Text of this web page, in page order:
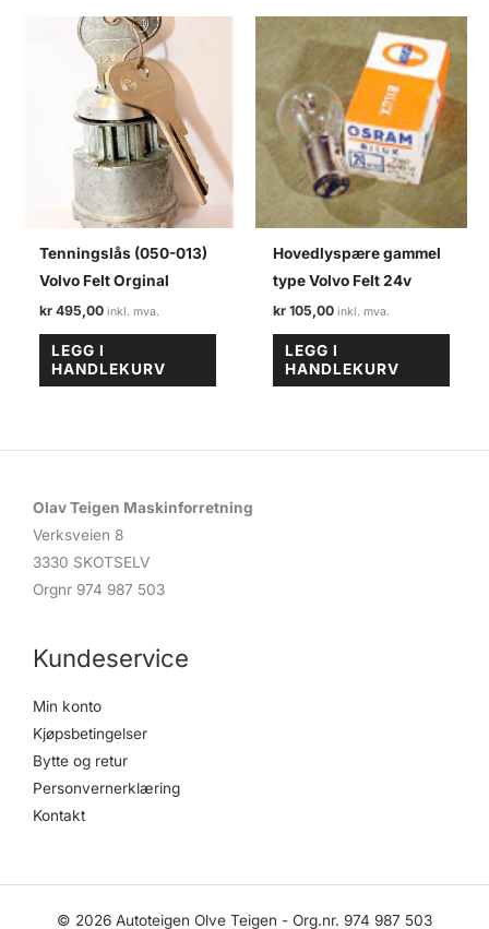
Tenningslås (050-013)
Volvo Felt Orginal
kr 495,00
LEGG I
HANDLEKURV
Hovedlyspære gammel
type Volvo Felt 24v
kr 105,00
LEGG I
HANDLEKURV
Olav Teigen Maskinforretning
Verksveien 8
3330 SKOTSELV
Orgnr 974 987 503
Kundeservice
Min konto
Kjøpsbetingelser
Bytte og retur
Personvernerklæring
Kontakt
© 2026 Autoteigen Olve Teigen - Org.nr. 974 987 503